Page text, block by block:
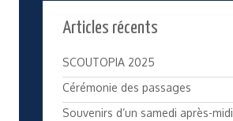
Articles récents
SCOUTOPIA 2025
Cérémonie des passages
Souvenirs d’un samedi après-midi